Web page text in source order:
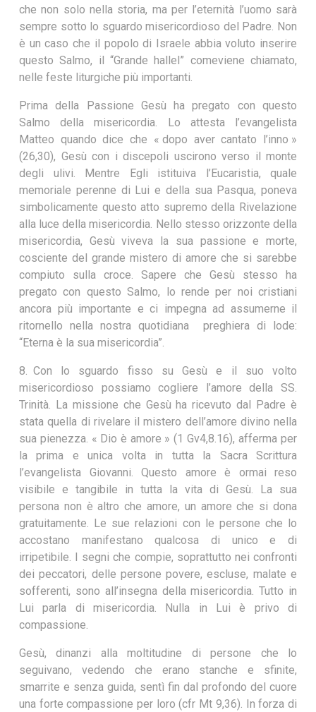
che non solo nella storia, ma per l’eternità l’uomo sarà
sempre sotto lo sguardo misericordioso del Padre. Non
è un caso che il popolo di Israele abbia voluto inserire
questo Salmo, il “Grande hallel” comeviene chiamato,
nelle feste liturgiche più importanti.
Prima della Passione Gesù ha pregato con questo
Salmo della misericordia. Lo attesta l’evangelista
Matteo quando dice che « dopo aver cantato l’inno »
(26,30), Gesù con i discepoli uscirono verso il monte
degli ulivi. Mentre Egli istituiva l’Eucaristia, quale
memoriale perenne di Lui e della sua Pasqua, poneva
simbolicamente questo atto supremo della Rivelazione
alla luce della misericordia. Nello stesso orizzonte della
misericordia, Gesù viveva la sua passione e morte,
cosciente del grande mistero di amore che si sarebbe
compiuto sulla croce. Sapere che Gesù stesso ha
pregato con questo Salmo, lo rende per noi cristiani
ancora più importante e ci impegna ad assumerne il
ritornello nella nostra quotidiana preghiera di lode:
“Eterna è la sua misericordia”.
8. Con lo sguardo fisso su Gesù e il suo volto
misericordioso possiamo cogliere l’amore della SS.
Trinità. La missione che Gesù ha ricevuto dal Padre è
stata quella di rivelare il mistero dell’amore divino nella
sua pienezza. « Dio è amore » (1 Gv4,8.16), afferma per
la prima e unica volta in tutta la Sacra Scrittura
l’evangelista Giovanni. Questo amore è ormai reso
visibile e tangibile in tutta la vita di Gesù. La sua
persona non è altro che amore, un amore che si dona
gratuitamente. Le sue relazioni con le persone che lo
accostano manifestano qualcosa di unico e di
irripetibile. I segni che compie, soprattutto nei confronti
dei peccatori, delle persone povere, escluse, malate e
sofferenti, sono all’insegna della misericordia. Tutto in
Lui parla di misericordia. Nulla in Lui è privo di
compassione.
Gesù, dinanzi alla moltitudine di persone che lo
seguivano, vedendo che erano stanche e sfinite,
smarrite e senza guida, sentì fin dal profondo del cuore
una forte compassione per loro (cfr Mt 9,36). In forza di